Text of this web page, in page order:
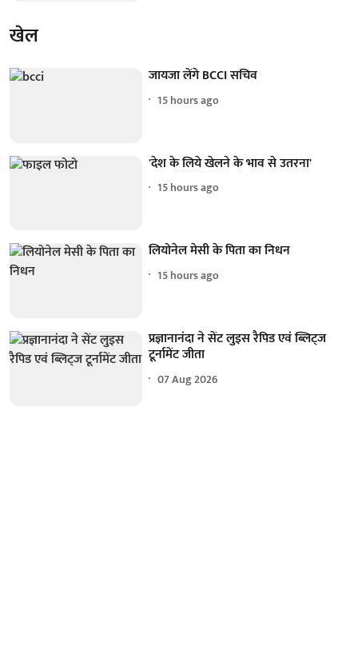
खेल
जायजा लेंगे BCCI सचिव
15 hours ago
'देश के लिये खेलने के भाव से उतरना'
15 hours ago
लियोनेल मेसी के पिता का निधन
15 hours ago
प्रज्ञानानंदा ने सेंट लुइस रैपिड एवं ब्लिट्ज
टूर्नामेंट जीता
07 Aug 2026